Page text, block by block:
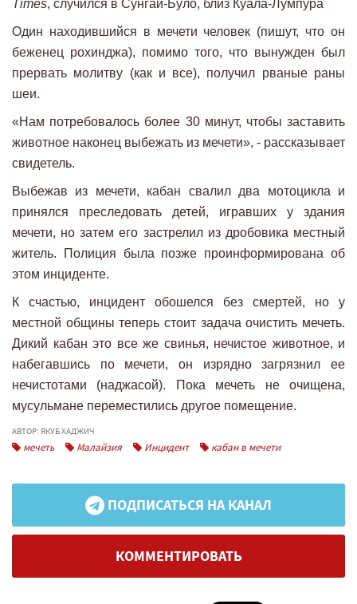
Times, случился в Сунгай-Було, близ Куала-Лумпура
Один находившийся в мечети человек (пишут, что он
беженец рохинджа), помимо того, что вынужден был
прервать молитву (как и все), получил рваные раны
шеи.
«Нам потребовалось более 30 минут, чтобы заставить
животное наконец выбежать из мечети», - рассказывает
свидетель.
Выбежав из мечети, кабан свалил два мотоцикла и
принялся преследовать детей, игравших у здания
мечети, но затем его застрелил из дробовика местный
житель. Полиция была позже проинформирована об
этом инциденте.
К счастью, инцидент обошелся без смертей, но у
местной общины теперь стоит задача очистить мечеть.
Дикий кабан это все же свинья, нечистое животное, и
набегавшись по мечети, он изрядно загрязнил ее
нечистотами (наджасой). Пока мечеть не очищена,
мусульмане переместились другое помещение.
АВТОР: ЯКУБ ХАДЖИЧ
мечеть Малайзия Инцидент кабан в мечети
ПОДПИСАТЬСЯ НА КАНАЛ
КОММЕНТИРОВАТЬ